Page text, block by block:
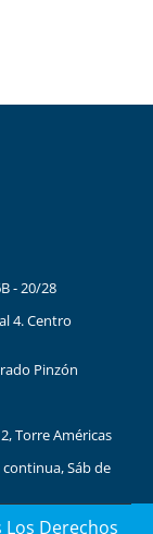
- 20/28
4. Centro
Pinzón
Torre Américas
Sáb de
Derechos